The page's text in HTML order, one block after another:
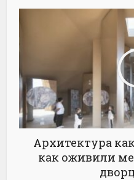
Архитектура
как оживили